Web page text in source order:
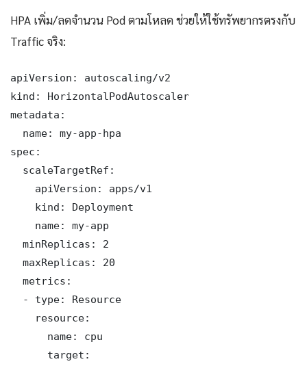
HPA เพิ่ม/ลดจำนวน Pod ตามโหลด ช่วยให้ใช้ทรัพยากรตรงกับ
Traffic จริง:
apiVersion: autoscaling/v2
kind: HorizontalPodAutoscaler
metadata:
  name: my-app-hpa
spec:
  scaleTargetRef:
    apiVersion: apps/v1
    kind: Deployment
    name: my-app
  minReplicas: 2
  maxReplicas: 20
  metrics:
  - type: Resource
    resource:
      name: cpu
      target: